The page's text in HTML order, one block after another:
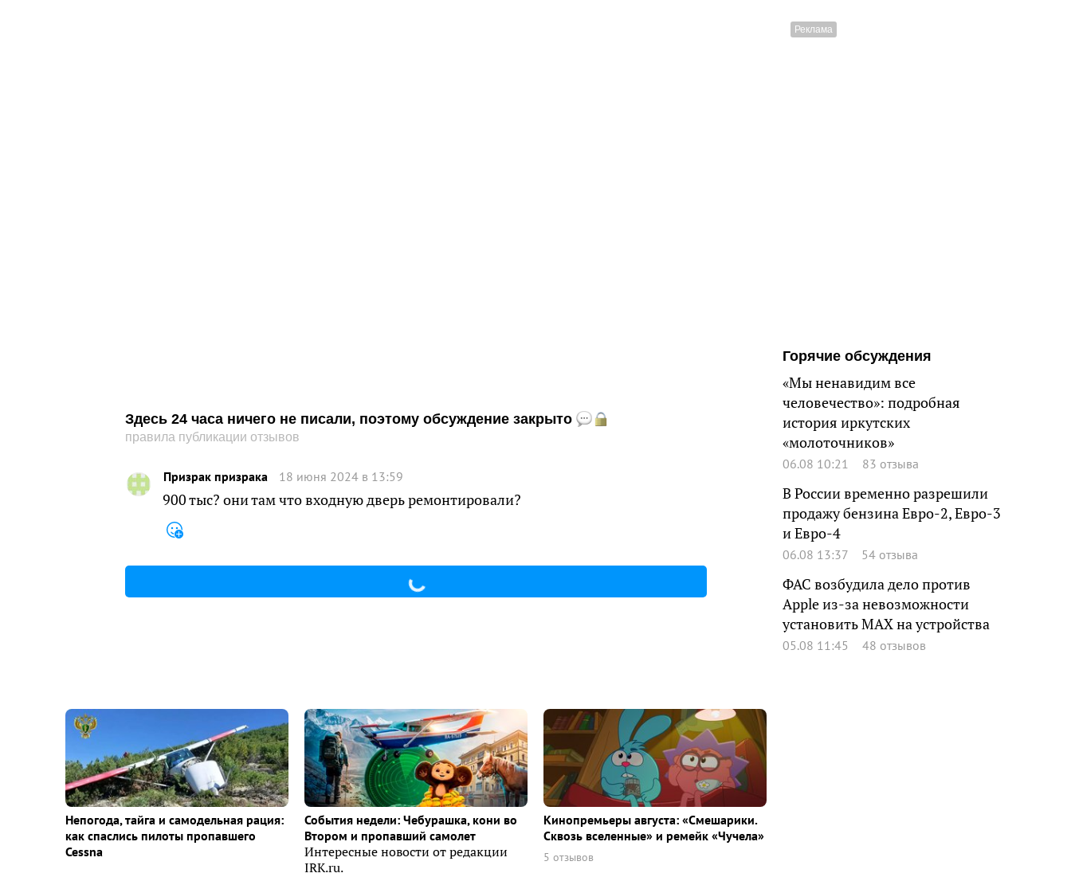
Здесь 24 часа ничего не писали, поэтому обсуждение закрыто
правила публикации отзывов
Призрак призрака 18 июня 2024 в 13:59
900 тыс? они там что входную дверь ремонтировали?
Горячие обсуждения
«Мы ненавидим все
человечество»: подробная
история иркутских
«молоточников»
06.08 10:21 83 отзыва
В России временно разрешили
продажу бензина Евро-2, Евро-3
и Евро-4
06.08 13:37 54 отзыва
ФАС возбудила дело против
Apple из-за невозможности
установить MAX на устройства
05.08 11:45 48 отзывов
Непогода, тайга и самодельная рация:
как спаслись пилоты пропавшего
Cessna
События недели: Чебурашка, кони во
Втором и пропавший самолет
Интересные новости от редакции
IRK.ru.
Кинопремьеры августа: «Смешарики.
Сквозь вселенные» и ремейк «Чучела»
5 отзывов